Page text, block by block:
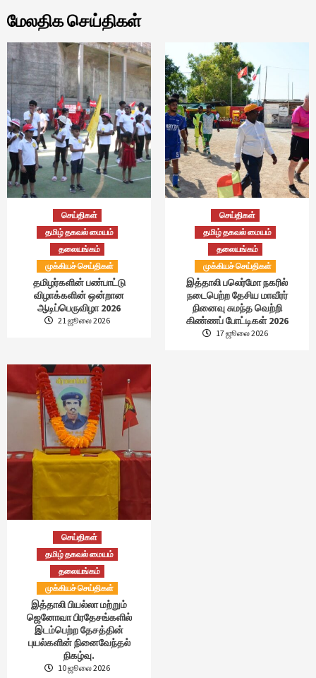
மேலதிக செய்திகள்
செய்திகள்
தமிழ் தகவல் மையம்
தலையங்கம்
முக்கியச் செய்திகள்
தமிழர்களின் பண்பாட்டு
விழாக்களின் ஒன்றான
ஆடிப்பெருவிழா 2026
21 ஜூலை 2026
செய்திகள்
தமிழ் தகவல் மையம்
தலையங்கம்
முக்கியச் செய்திகள்
இத்தாலி பலெர்மோ நகரில்
நடைபெற்ற தேசிய மாவீரர்
நினைவு சுமந்த வெற்றி
கிண்ணப் போட்டிகள் 2026
17 ஜூலை 2026
செய்திகள்
தமிழ் தகவல் மையம்
தலையங்கம்
முக்கியச் செய்திகள்
இத்தாலி பியல்லா மற்றும்
ஜெனோவா பிரதேசங்களில்
இடம்பெற்ற தேசத்தின்
புயல்களின் நினைவேந்தல்
நிகழ்வு.
10 ஜூலை 2026